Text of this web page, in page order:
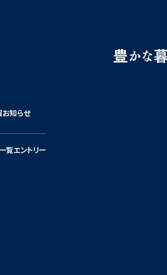
お知らせ
覧エントリー